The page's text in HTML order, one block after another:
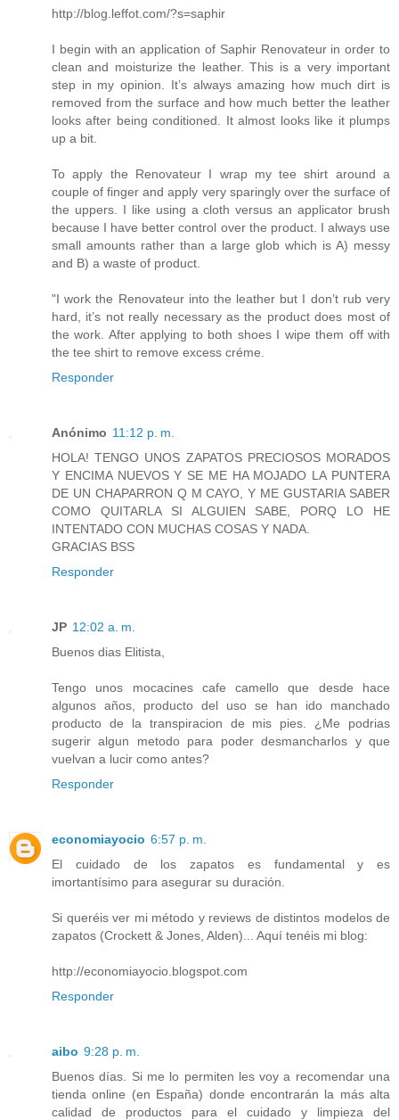
http://blog.leffot.com/?s=saphir
I begin with an application of Saphir Renovateur in order to
clean and moisturize the leather. This is a very important
step in my opinion. It’s always amazing how much dirt is
removed from the surface and how much better the leather
looks after being conditioned. It almost looks like it plumps
up a bit.
To apply the Renovateur I wrap my tee shirt around a
couple of finger and apply very sparingly over the surface of
the uppers. I like using a cloth versus an applicator brush
because I have better control over the product. I always use
small amounts rather than a large glob which is A) messy
and B) a waste of product.
"I work the Renovateur into the leather but I don’t rub very
hard, it’s not really necessary as the product does most of
the work. After applying to both shoes I wipe them off with
the tee shirt to remove excess créme.
Responder
Anónimo 11:12 p. m.
HOLA! TENGO UNOS ZAPATOS PRECIOSOS MORADOS
Y ENCIMA NUEVOS Y SE ME HA MOJADO LA PUNTERA
DE UN CHAPARRON Q M CAYO, Y ME GUSTARIA SABER
COMO QUITARLA SI ALGUIEN SABE, PORQ LO HE
INTENTADO CON MUCHAS COSAS Y NADA.
GRACIAS BSS
Responder
JP 12:02 a. m.
Buenos dias Elitista,
Tengo unos mocacines cafe camello que desde hace
algunos años, producto del uso se han ido manchado
producto de la transpiracion de mis pies. ¿Me podrias
sugerir algun metodo para poder desmancharlos y que
vuelvan a lucir como antes?
Responder
economiayocio 6:57 p. m.
El cuidado de los zapatos es fundamental y es
imortantísimo para asegurar su duración.
Si queréis ver mi método y reviews de distintos modelos de
zapatos (Crockett & Jones, Alden)... Aquí tenéis mi blog:
http://economiayocio.blogspot.com
Responder
aibo 9:28 p. m.
Buenos días. Si me lo permiten les voy a recomendar una
tienda online (en España) donde encontrarán la más alta
calidad de productos para el cuidado y limpieza del